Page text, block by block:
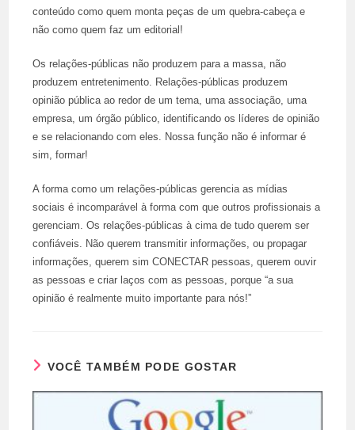
conteúdo como quem monta peças de um quebra-cabeça e
não como quem faz um editorial!
Os relações-públicas não produzem para a massa, não
produzem entretenimento. Relações-públicas produzem
opinião pública ao redor de um tema, uma associação, uma
empresa, um órgão público, identificando os líderes de opinião
e se relacionando com eles. Nossa função não é informar é
sim, formar!
A forma como um relações-públicas gerencia as mídias
sociais é incomparável à forma com que outros profissionais a
gerenciam. Os relações-públicas à cima de tudo querem ser
confiáveis. Não querem transmitir informações, ou propagar
informações, querem sim CONECTAR pessoas, querem ouvir
as pessoas e criar laços com as pessoas, porque “a sua
opinião é realmente muito importante para nós!”
VOCÊ TAMBÉM PODE GOSTAR